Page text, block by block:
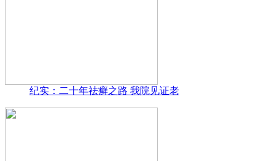
纪实：二十年祛癣之路 我院见证老